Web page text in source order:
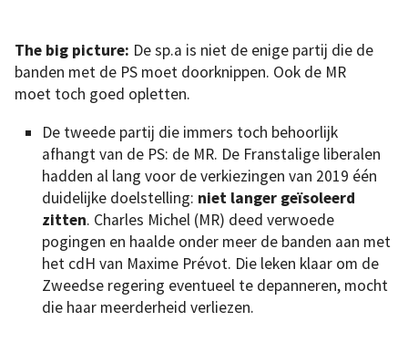
The big picture: De sp.a is niet de enige partij die de
banden met de PS moet doorknippen. Ook de MR
moet toch goed opletten.
De tweede partij die immers toch behoorlijk
afhangt van de PS: de MR. De Franstalige liberalen
hadden al lang voor de verkiezingen van 2019 één
duidelijke doelstelling: niet langer geïsoleerd
zitten. Charles Michel (MR) deed verwoede
pogingen en haalde onder meer de banden aan met
het cdH van Maxime Prévot. Die leken klaar om de
Zweedse regering eventueel te depanneren, mocht
die haar meerderheid verliezen.